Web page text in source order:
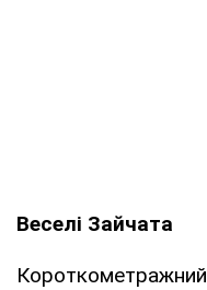
Веселі Зайчата